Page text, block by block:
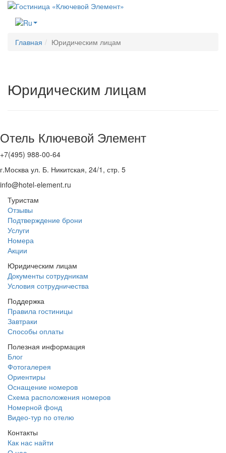
Главная Юридическим лицам
Юридическим лицам
Отель Ключевой Элемент
+7(495) 988-00-64
г.Москва ул. Б. Никитская, 24/1, стр. 5
info@hotel-element.ru
Туристам
Отзывы
Подтверждение брони
Услуги
Номера
Акции
Юридическим лицам
Документы сотрудникам
Условия сотрудничества
Поддержка
Правила гостиницы
Завтраки
Способы оплаты
Полезная информация
Блог
Фотогалерея
Ориентиры
Оснащение номеров
Схема расположения номеров
Номерной фонд
Видео-тур по отелю
Контакты
Как нас найти